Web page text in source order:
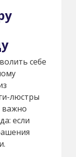
себе
люстры
важно
если